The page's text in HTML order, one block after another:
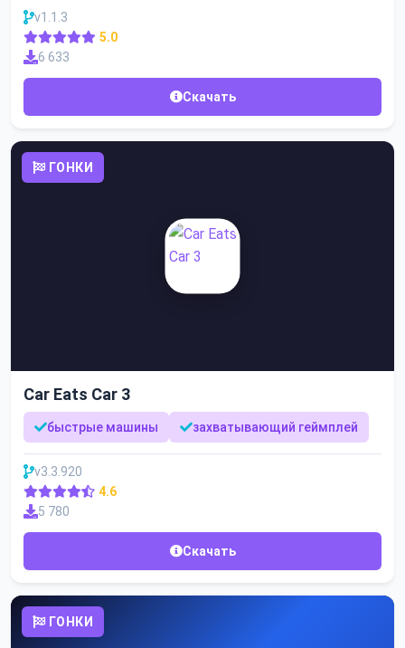
v1.1.3
5.0
6 633
Скачать
ГОНКИ
Car Eats Car 3
быстрые машины захватывающий геймплей
v3.3.920
4.6
5 780
Скачать
ГОНКИ